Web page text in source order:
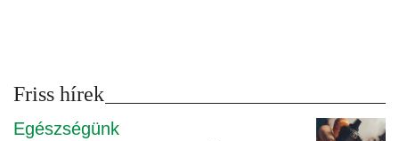
Friss hírek
Egészségünk